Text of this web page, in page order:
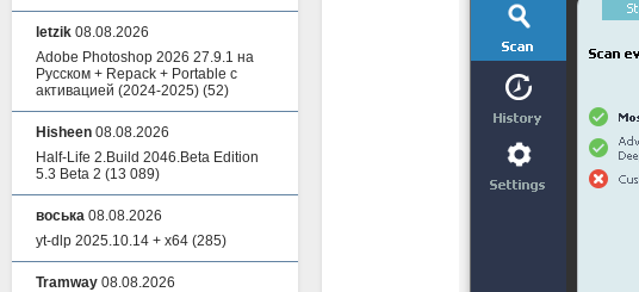
letzik 08.08.2026
Adobe Photoshop 2026 27.9.1 на
Русском + Repack + Portable с
активацией (2024-2025) (52)
Hisheen 08.08.2026
Half-Life 2.Build 2046.Beta Edition
5.3 Beta 2 (13 089)
воська 08.08.2026
yt-dlp 2025.10.14 + x64 (285)
Tramway 08.08.2026